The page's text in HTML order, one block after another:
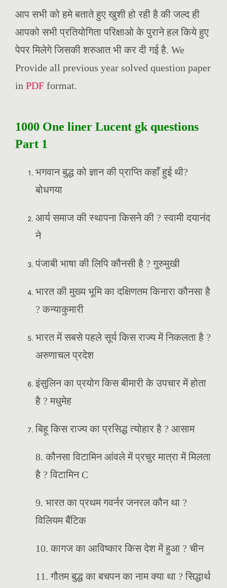
आप सभी को हमे बताते हुए खुशी हो रही है की जल्द ही
आपको सभी प्रतियोगिता परिक्षाओ के पुराने हल किये हुए
पेपर मिलेगे जिसकी शरुआत भी कर दी गई है. We
Provide all previous year solved question paper
in PDF format.
1000 One liner Lucent gk questions
Part 1
भगवान बुद्ध को ज्ञान की प्राप्ति कहाँ हुई थी?
बोधगया
आर्य समाज की स्थापना किसने की ? स्वामी दयानंद
ने
पंजाबी भाषा की लिपि कौनसी है ? गुरुमुखी
भारत की मुख्य भूमि का दक्षिणतम किनारा कौनसा है
? कन्याकुमारी
भारत में सबसे पहले सूर्य किस राज्य में निकलता है ?
अरुणाचल प्रदेश
इंसुलिन का प्रयोग किस बीमारी के उपचार में होता
है ? मधुमेह
बिहू किस राज्य का प्रसिद्ध त्योहार है ? आसाम
8. कौनसा विटामिन आंवले में प्रचुर मात्रा में मिलता
है ? विटामिन C
9. भारत का प्रथम गवर्नर जनरल कौन था ?
विलियम बैंटिक
10. कागज का आविष्कार किस देश में हुआ ? चीन
11. गौतम बुद्ध का बचपन का नाम क्या था ? सिद्धार्थ